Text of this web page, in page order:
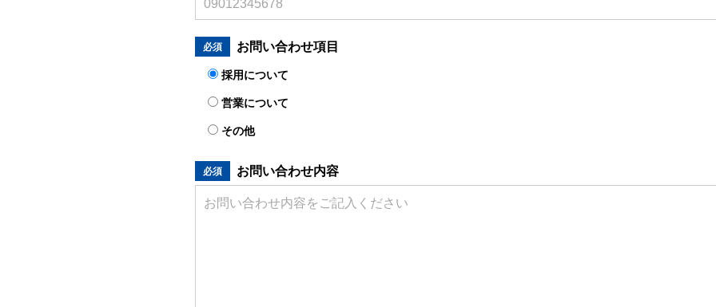
必須 お問い合わせ項目
採用について
営業について
その他
必須 お問い合わせ内容